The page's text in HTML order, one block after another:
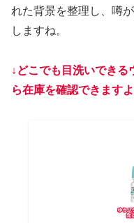
れた背景を整理し、噂
しますね。
↓どこでも目洗いでき
ら在庫を確認できますよ